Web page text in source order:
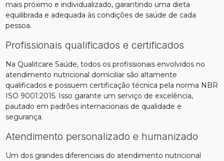
mais próximo e individualizado, garantindo uma dieta
equilibrada e adequada às condições de saúde de cada
pessoa.
Profissionais qualificados e certificados
Na Qualitcare Saúde, todos os profissionais envolvidos no
atendimento nutricional domiciliar são altamente
qualificados e possuem certificação técnica pela norma NBR
ISO 9001:2015. Isso garante um serviço de excelência,
pautado em padrões internacionais de qualidade e
segurança.
Atendimento personalizado e humanizado
Um dos grandes diferenciais do atendimento nutricional